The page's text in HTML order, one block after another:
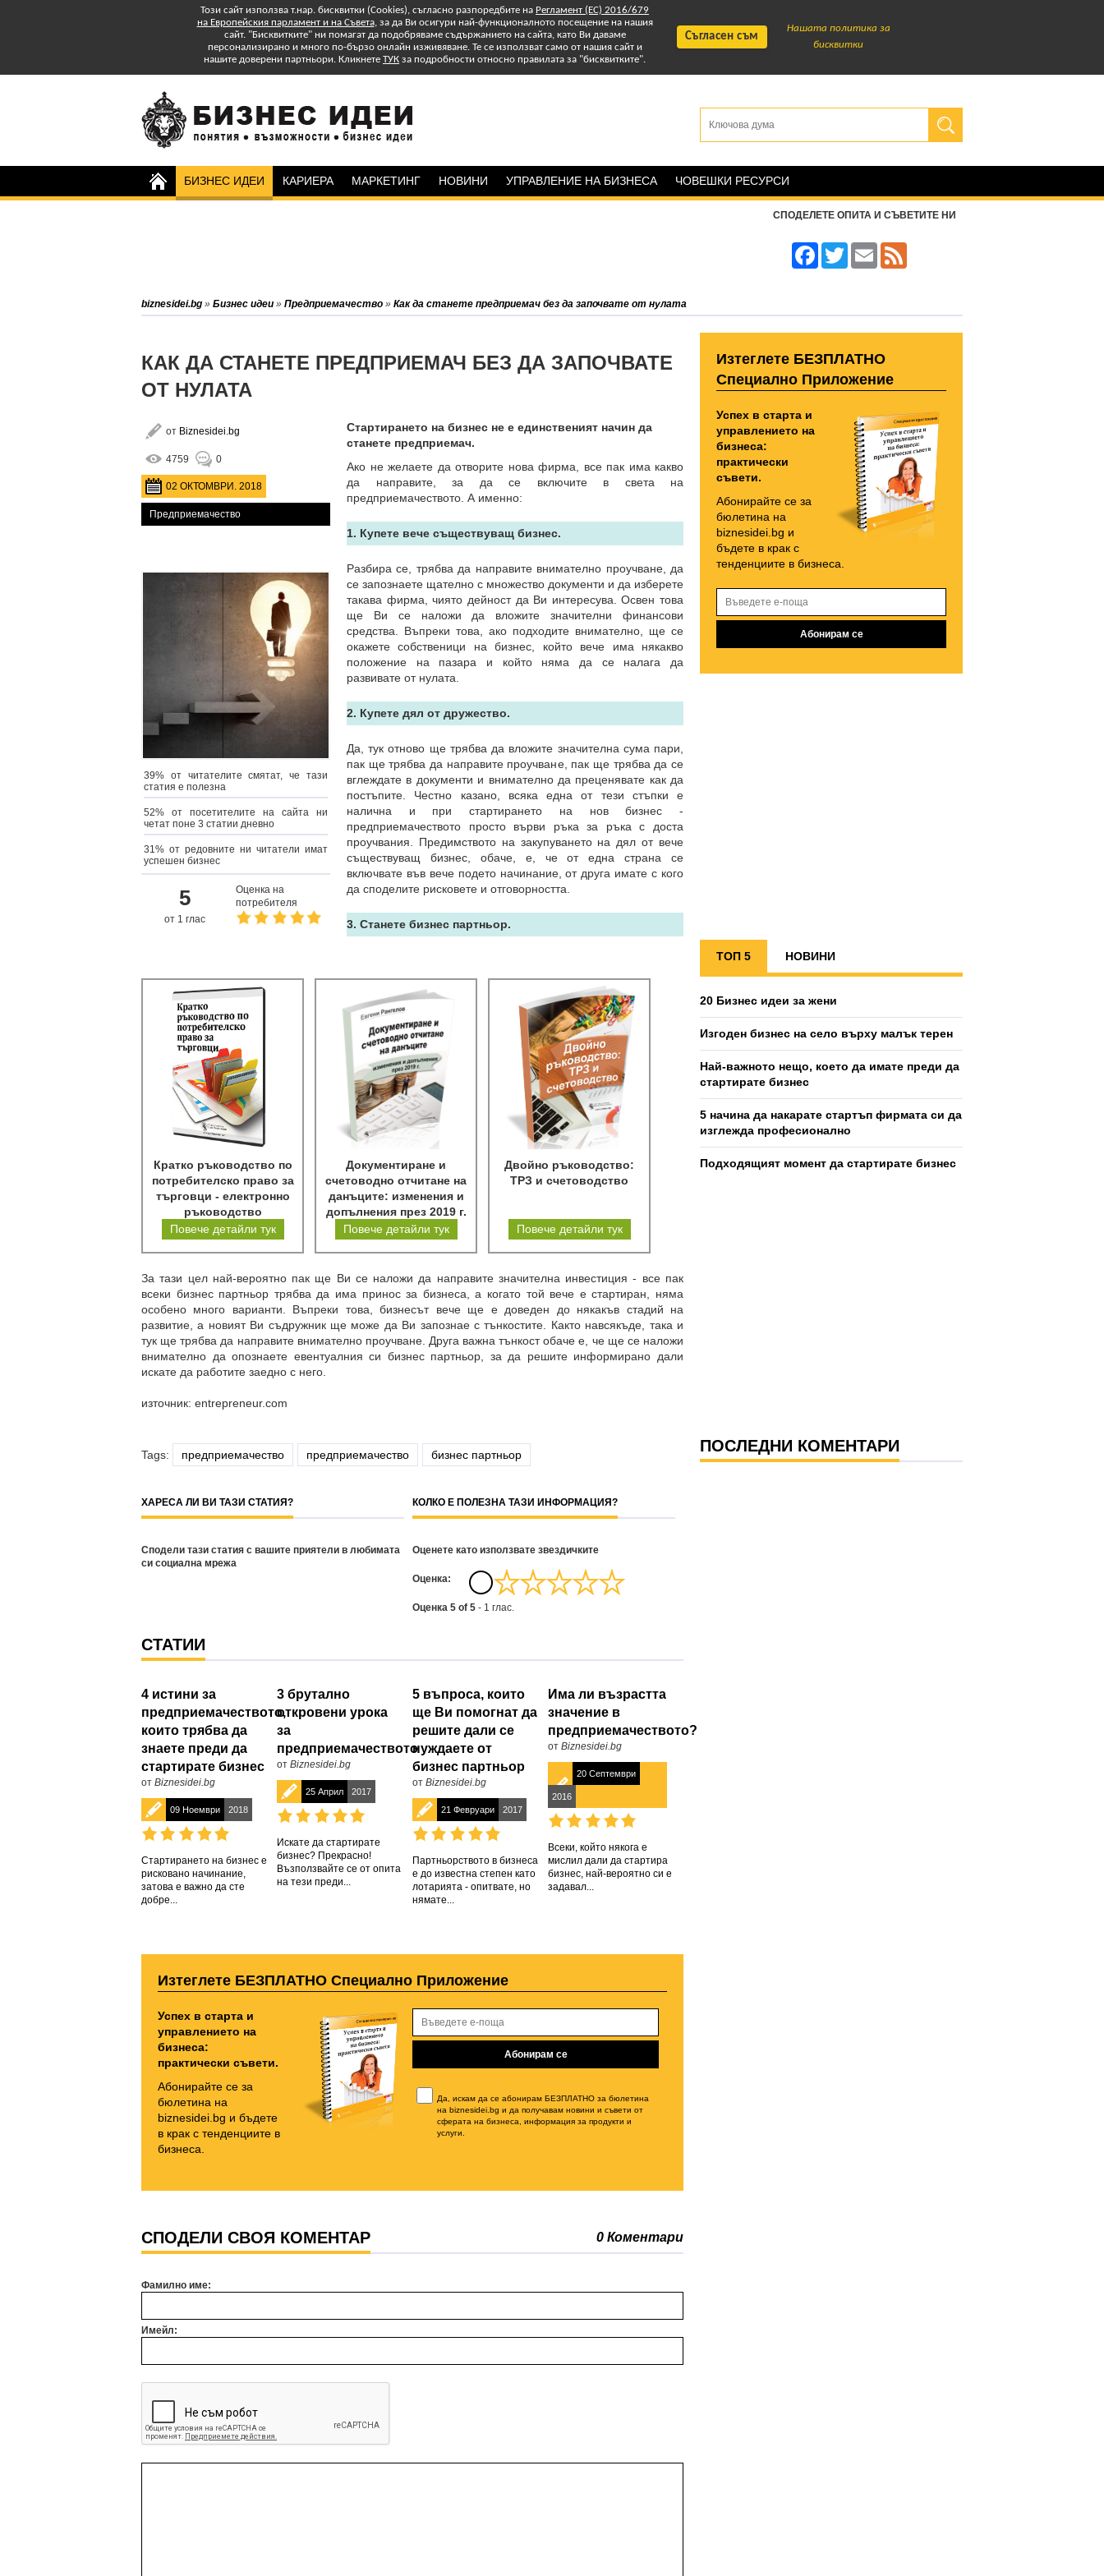
Съгласен съм
Нашата политика за
бисквитки
Този сайт използва т.нар. бисквитки (Cookies), съгласно разпоредбите на Регламент (ЕС) 2016/679
на Европейския парламент и на Съвета, за да Ви осигури най-функционалното посещение на нашия
сайт. "Бисквитките" ни помагат да подобряваме съдържанието на сайта, като Ви даваме
персонализирано и много по-бързо онлайн изживяване. Те се използват само от нашия сайт и
нашите доверени партньори. Кликнете ТУК за подробности относно правилата за "бисквитките".
БИЗНЕС ИДЕИ КАРИЕРА МАРКЕТИНГ НОВИНИ УПРАВЛЕНИЕ НА БИЗНЕСА ЧОВЕШКИ РЕСУРСИ
СПОДЕЛЕТЕ ОПИТА И СЪВЕТИТЕ НИ
FacebookTwitter Email
biznesidei.bg » Бизнес идеи » Предприемачество » Как да станете предприемач без да започвате от нулата
КАК ДА СТАНЕТЕ ПРЕДПРИЕМАЧ БЕЗ ДА ЗАПОЧВАТЕ
ОТ НУЛАТА
от Biznesidei.bg
4759 0
02 ОКТОМВРИ. 2018
Предприемачество
39% от читателите смятат, че тази
статия е полезна
52% от посетителите на сайта ни
четат поне 3 статии дневно
31% от редовните ни читатели имат
успешен бизнес
5
от 1 глас
Оценка на
потребителя
Стартирането на бизнес не е единственият начин да
станете предприемач.
Ако не желаете да отворите нова фирма, все пак има какво
да направите, за да се включите в света на
предприемачеството. А именно:
1. Купете вече съществуващ бизнес.
Разбира се, трябва да направите внимателно проучване, да
се запознаете щателно с множество документи и да изберете
такава фирма, чиято дейност да Ви интересува. Освен това
ще Ви се наложи да вложите значителни финансови
средства. Въпреки това, ако подходите внимателно, ще се
окажете собственици на бизнес, който вече има някакво
положение на пазара и който няма да се налага да
развивате от нулата.
2. Купете дял от дружество.
Да, тук отново ще трябва да вложите значителна сума пари,
пак ще трябва да направите проучване, пак ще трябва да се
вглеждате в документи и внимателно да преценявате как да
постъпите. Честно казано, всяка една от тези стъпки е
налична и при стартирането на нов бизнес -
предприемачеството просто върви ръка за ръка с доста
проучвания. Предимството на закупуването на дял от вече
съществуващ бизнес, обаче, е, че от една страна се
включвате във вече подето начинание, от друга имате с кого
да споделите рисковете и отговорността.
3. Станете бизнес партньор.
Кратко ръководство по
потребителско право за
търговци - електронно
ръководство
Повече детайли тук
Документиране и
счетоводно отчитане на
данъците: изменения и
допълнения през 2019 г.
Повече детайли тук
Двойно ръководство:
ТРЗ и счетоводство
Повече детайли тук
За тази цел най-вероятно пак ще Ви се наложи да направите значителна инвестиция - все пак
всеки бизнес партньор трябва да има принос за бизнеса, а когато той вече е стартиран, няма
особено много варианти. Въпреки това, бизнесът вече ще е доведен до някакъв стадий на
развитие, а новият Ви съдружник ще може да Ви запознае с тънкостите. Както навсякъде, така и
тук ще трябва да направите внимателно проучване. Друга важна тънкост обаче е, че ще се наложи
внимателно да опознаете евентуалния си бизнес партньор, за да решите информирано дали
искате да работите заедно с него.
източник: entrepreneur.com
Tags: предприемачество предприемачество бизнес партньор
ХАРЕСА ЛИ ВИ ТАЗИ СТАТИЯ?
Сподели тази статия с вашите приятели в любимата
си социална мрежа
КОЛКО Е ПОЛЕЗНА ТАЗИ ИНФОРМАЦИЯ?
Оценете като използвате звездичките
Oценка:
Оценка 5 of 5 - 1 глас.
СТАТИИ
4 истини за
предприемачеството,
които трябва да
знаете преди да
стартирате бизнес
от Biznesidei.bg
09 Ноември 2018
Стартирането на бизнес е
рисковано начинание,
затова е важно да сте
добре...
3 брутално
откровени урока
за
предприемачеството
от Biznesidei.bg
25 Април 2017
Искате да стартирате
бизнес? Прекрасно!
Възползвайте се от опита
на тези преди...
5 въпроса, които
ще Ви помогнат да
решите дали се
нуждаете от
бизнес партньор
от Biznesidei.bg
21 Февруари 2017
Партньорството в бизнеса
е до известна степен като
лотарията - опитвате, но
нямате...
Има ли възрастта
значение в
предприемачеството?
от Biznesidei.bg
20 Септември
2016
Всеки, който някога е
мислил дали да стартира
бизнес, най-вероятно си е
задавал...
Изтеглете БЕЗПЛАТНО Специално Приложение
Успех в старта и
управлението на
бизнеса:
практически съвети.
Абонирайте се за
бюлетина на
biznesidei.bg и бъдете
в крак с тенденциите в
бизнеса.
Да, искам да се абонирам БЕЗПЛАТНО за бюлетина
на biznesidei.bg и да получавам новини и съвети от
сферата на бизнеса, информация за продукти и
услуги.
СПОДЕЛИ СВОЯ КОМЕНТАР 0 Коментари
Фамилно име:
Имейл:
Изтеглете БЕЗПЛАТНО
Специално Приложение
Успех в старта и
управлението на
бизнеса:
практически
съвети.
Абонирайте се за
бюлетина на
biznesidei.bg и
бъдете в крак с
тенденциите в бизнеса.
ТОП 5 НОВИНИ
20 Бизнес идеи за жени
Изгоден бизнес на село върху малък терен
Най-важното нещо, което да имате преди да
стартирате бизнес
5 начина да накарате стартъп фирмата си да
изглежда професионално
Подходящият момент да стартирате бизнес
ПОСЛЕДНИ КОМЕНТАРИ
Абонирайте се за бюлетина на
biznesidei.bg и бъдете в крак с